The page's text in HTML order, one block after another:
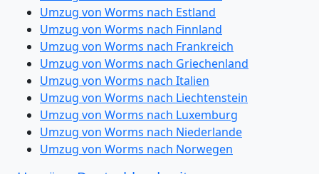
Umzug von Worms nach Estland
Umzug von Worms nach Finnland
Umzug von Worms nach Frankreich
Umzug von Worms nach Griechenland
Umzug von Worms nach Italien
Umzug von Worms nach Liechtenstein
Umzug von Worms nach Luxemburg
Umzug von Worms nach Niederlande
Umzug von Worms nach Norwegen